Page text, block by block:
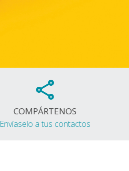
COMPÁRTENOS
Envíaselo a tus contactos